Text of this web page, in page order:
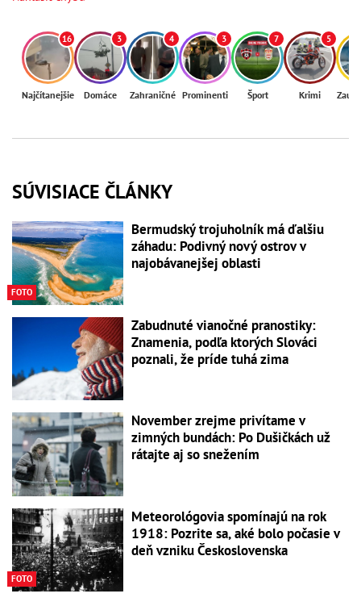
16
Najčítanejšie
3
Domáce
4
Zahraničné
3
Prominenti
7
Šport
5
Krimi
SÚVISIACE ČLÁNKY
FOTO
Bermudský trojuholník má ďalšiu
záhadu: Podivný nový ostrov v
najobávanejšej oblasti
Zabudnuté vianočné pranostiky:
Znamenia, podľa ktorých Slováci
poznali, že príde tuhá zima
November zrejme privítame v
zimných bundách: Po Dušičkách už
rátajte aj so snežením
FOTO
Meteorológovia spomínajú na rok
1918: Pozrite sa, aké bolo počasie v
deň vzniku Československa